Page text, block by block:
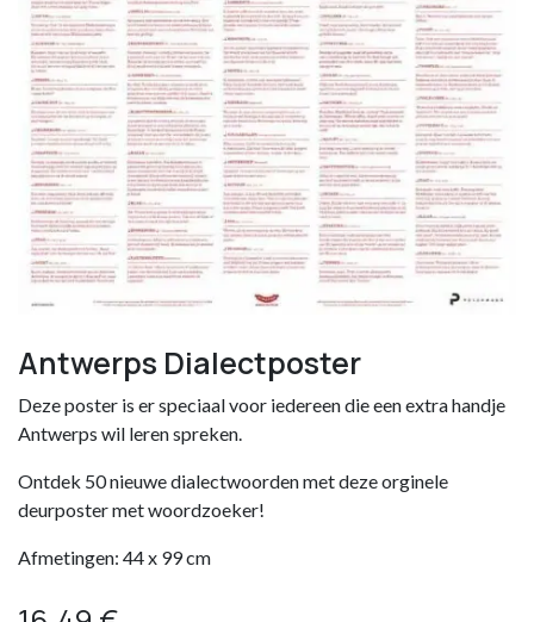
Antwerps Dialectposter
Deze poster is er speciaal voor iedereen die een extra handje
Antwerps wil leren spreken.
Ontdek 50 nieuwe dialectwoorden met deze orginele
deurposter met woordzoeker!
Afmetingen: 44 x 99 cm